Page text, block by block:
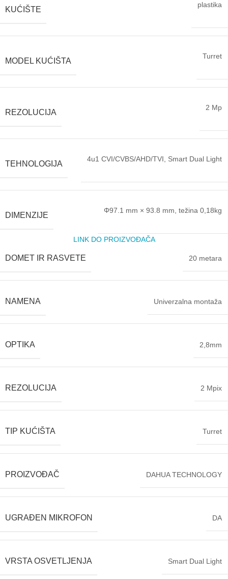
KUĆIŠTE
plastika
MODEL KUĆIŠTA
Turret
REZOLUCIJA
2 Mp
TEHNOLOGIJA
4u1 CVI/CVBS/AHD/TVI, Smart Dual Light
DIMENZIJE
Φ97.1 mm × 93.8 mm, težina 0,18kg
LINK DO PROIZVOĐAČA
DOMET IR RASVETE 20 metara
NAMENA Univerzalna montaža
OPTIKA 2,8mm
REZOLUCIJA 2 Mpix
TIP KUĆIŠTA Turret
PROIZVOĐAČ DAHUA TECHNOLOGY
UGRAĐEN MIKROFON DA
VRSTA OSVETLJENJA Smart Dual Light